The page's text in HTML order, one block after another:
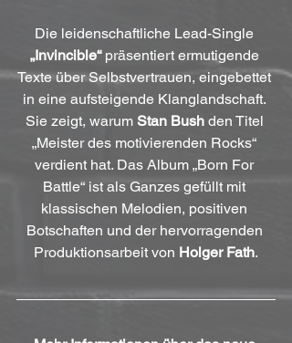
Die leidenschaftliche Lead-Single
„Invincible“ präsentiert ermutigende
Texte über Selbstvertrauen, eingebettet
in eine aufsteigende Klanglandschaft.
Sie zeigt, warum Stan Bush den Titel
„Meister des motivierenden Rocks“
verdient hat. Das Album „Born For
Battle“ ist als Ganzes gefüllt mit
klassischen Melodien, positiven
Botschaften und der hervorragenden
Produktionsarbeit von Holger Fath.